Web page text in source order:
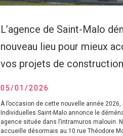
L’agence de Saint-Malo
nouveau lieu pour mieux
vos projets de construction
05/01/2026
À l’occasion de cette nouvelle année
Individuelles Saint-Malo annonce le
agence située dans l’intramuros malouin.
accueille désormais au 10 rue Théodore